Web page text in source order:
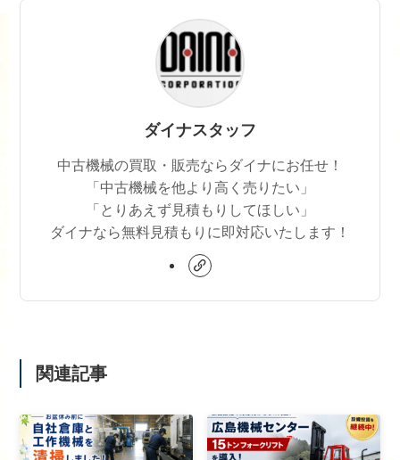
ダイナスタッフ
中古機械の買取・販売ならダイナにお任せ！
「中古機械を他より高く売りたい」
「とりあえず見積もりしてほしい」
ダイナなら無料見積もりに即対応いたします！
関連記事